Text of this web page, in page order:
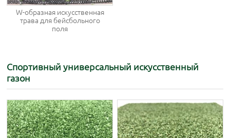
W-образная искусственная
трава для бейсбольного
поля
Спортивный универсальный искусственный
газон